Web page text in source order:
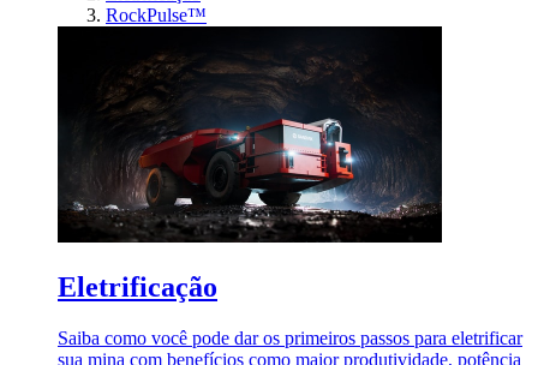
RockPulse™
Eletrificação
Saiba como você pode dar os primeiros passos para eletrificar
sua mina com benefícios como maior produtividade, potência